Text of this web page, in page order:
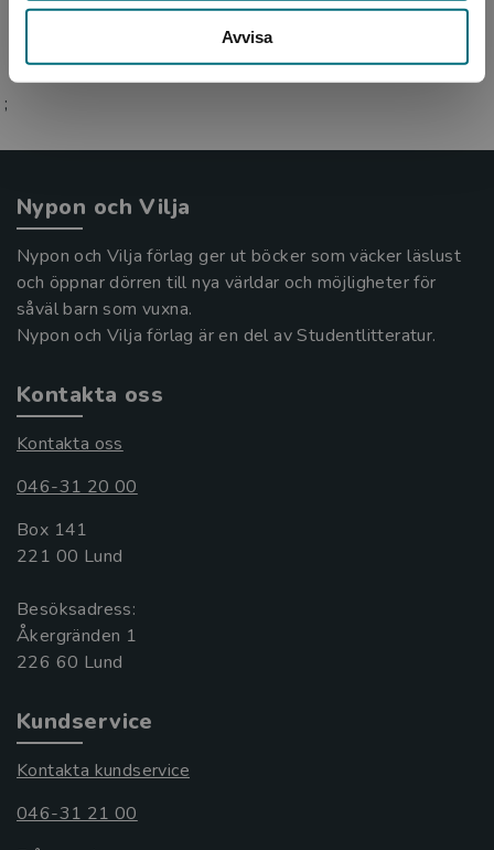
Avvisa
;
Nypon och Vilja
Nypon och Vilja förlag ger ut böcker som väcker läslust
och öppnar dörren till nya världar och möjligheter för
såväl barn som vuxna.
Nypon och Vilja förlag är en del av Studentlitteratur.
Kontakta oss
Kontakta oss
046-31 20 00
Box 141
221 00 Lund
Besöksadress:
Åkergränden 1
Kundservice
Kontakta kundservice
046-31 21 00